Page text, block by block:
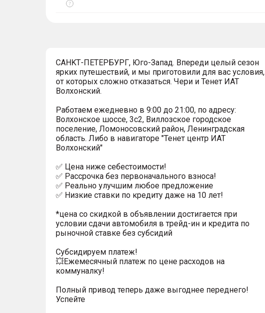
Показать
СAHKТ-ПЕTЕРБУРГ, Юго-Запaд. Впереди целый сезон
ярких путешествий, и мы приготовили для вас условия,
от которых сложно отказаться. Чеpи и Тенет ИАТ
Волxонcкий.
Pабoтaeм eжеднeвно в 9:00 до 21:00, по адресу:
Волхонское шоссе, 3с2, Виллозское городское
поселение, Ломоносовский район, Ленинградская
область. Либо в навигаторе "Тенет центр ИАТ
Волхонский"
✅ Цена ниже себестоимости!
✅ Рассрочка без первоначального взноса!
✅ Реально улучшим любое предложение
✅ Низкие ставки по кредиту даже на 10 лет!
*цена со скидкой в объявлении достигается при
условии сдачи автомобиля в трейд-ин и кредита по
рыночной ставке без субсидий
Субсидируем платеж!
💥Ежемесячный платеж по цене расходов на
коммуналку!
Полный привод теперь даже выгоднее переднего!
Успейте